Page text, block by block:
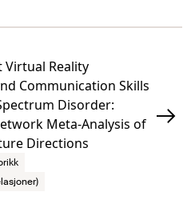
Virtual Reality
Communication Skills
Disorder:
Meta-Analysis of
Directions